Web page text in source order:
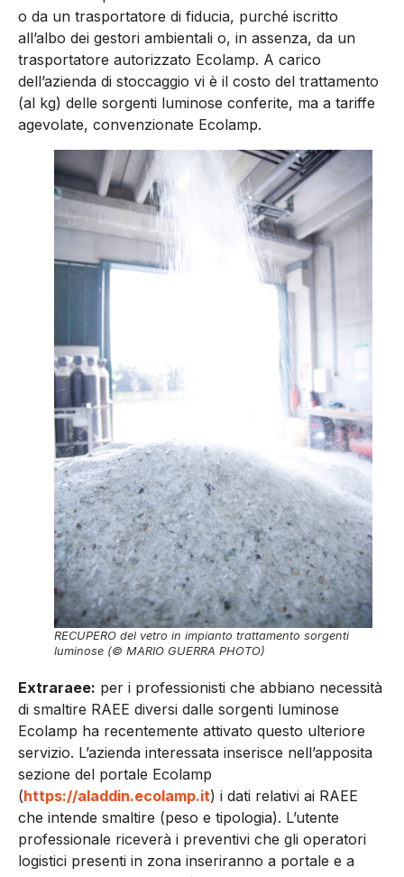
o da un trasportatore di fiducia, purché iscritto
all’albo dei gestori ambientali o, in assenza, da un
trasportatore autorizzato Ecolamp. A carico
dell’azienda di stoccaggio vi è il costo del trattamento
(al kg) delle sorgenti luminose conferite, ma a tariffe
agevolate, convenzionate Ecolamp.
RECUPERO del vetro in impianto trattamento sorgenti
luminose (© MARIO GUERRA PHOTO)
Extraraee: per i professionisti che abbiano necessità
di smaltire RAEE diversi dalle sorgenti luminose
Ecolamp ha recentemente attivato questo ulteriore
servizio. L’azienda interessata inserisce nell’apposita
sezione del portale Ecolamp
(https://aladdin.ecolamp.it) i dati relativi ai RAEE
che intende smaltire (peso e tipologia). L’utente
professionale riceverà i preventivi che gli operatori
logistici presenti in zona inseriranno a portale e a